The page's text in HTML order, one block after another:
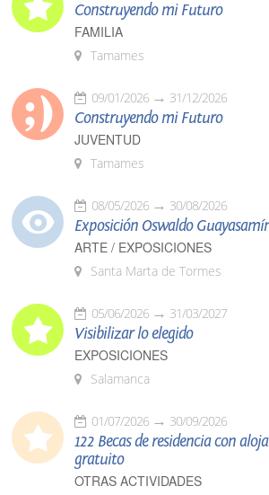
Construyendo mi Futuro
FAMILIA
Tamames
09/01/2026 31/12/2026
Construyendo mi Futuro
JUVENTUD
Tamames
08/05/2026 30/08/2026
Exposición Oswaldo
ARTE / EXPOSICIONES
Santa Marta de Tormes
05/06/2026 31/03/2027
Visibilizar lo elegido
EXPOSICIONES
Salamanca
01/07/2026 30/09/2026
122 Becas de residencia con
gratuito
OTRAS ACTIVIDADES